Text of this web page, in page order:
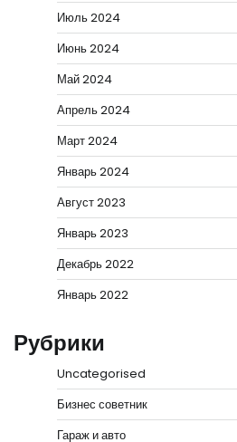
Июль 2024
Июнь 2024
Май 2024
Апрель 2024
Март 2024
Январь 2024
Август 2023
Январь 2023
Декабрь 2022
Январь 2022
Рубрики
Uncategorised
Бизнес советник
Гараж и авто